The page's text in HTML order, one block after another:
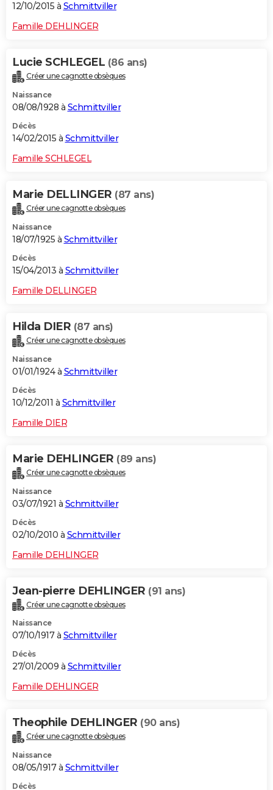
12/10/2015 à Schmittviller
Famille DEHLINGER
Lucie SCHLEGEL (86 ans)
Créer une cagnotte obsèques
Naissance
08/08/1928 à Schmittviller
Décès
14/02/2015 à Schmittviller
Famille SCHLEGEL
Marie DELLINGER (87 ans)
Créer une cagnotte obsèques
Naissance
18/07/1925 à Schmittviller
Décès
15/04/2013 à Schmittviller
Famille DELLINGER
Hilda DIER (87 ans)
Créer une cagnotte obsèques
Naissance
01/01/1924 à Schmittviller
Décès
10/12/2011 à Schmittviller
Famille DIER
Marie DEHLINGER (89 ans)
Créer une cagnotte obsèques
Naissance
03/07/1921 à Schmittviller
Décès
02/10/2010 à Schmittviller
Famille DEHLINGER
Jean-pierre DEHLINGER (91 ans)
Créer une cagnotte obsèques
Naissance
07/10/1917 à Schmittviller
Décès
27/01/2009 à Schmittviller
Famille DEHLINGER
Theophile DEHLINGER (90 ans)
Créer une cagnotte obsèques
Naissance
08/05/1917 à Schmittviller
Décès